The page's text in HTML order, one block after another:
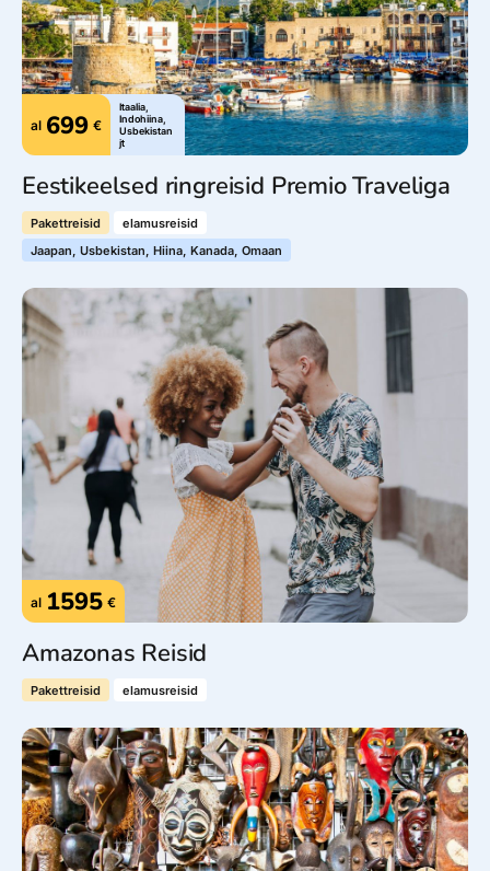
al 699 €
Itaalia,
Indohiina,
Usbekistan
jt
Eestikeelsed ringreisid Premio Traveliga
Pakettreisid
elamusreisid
Jaapan, Usbekistan, Hiina, Kanada, Omaan
al 1595 €
Amazonas Reisid
Pakettreisid elamusreisid